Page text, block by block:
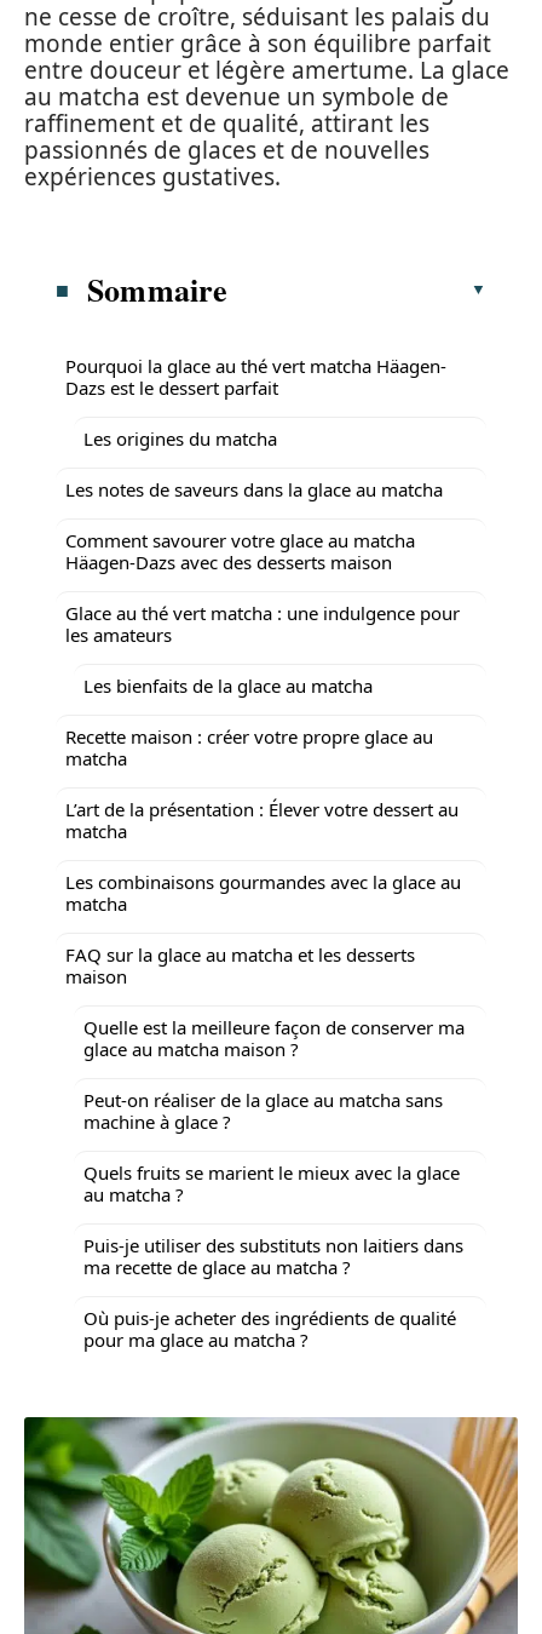
ne cesse de croître, séduisant les palais du
monde entier grâce à son équilibre parfait
entre douceur et légère amertume. La glace
au matcha est devenue un symbole de
raffinement et de qualité, attirant les
passionnés de glaces et de nouvelles
expériences gustatives.
Sommaire
Pourquoi la glace au thé vert matcha Häagen-
Dazs est le dessert parfait
Les origines du matcha
Les notes de saveurs dans la glace au matcha
Comment savourer votre glace au matcha
Häagen-Dazs avec des desserts maison
Glace au thé vert matcha : une indulgence pour
les amateurs
Les bienfaits de la glace au matcha
Recette maison : créer votre propre glace au
matcha
L’art de la présentation : Élever votre dessert au
matcha
Les combinaisons gourmandes avec la glace au
matcha
FAQ sur la glace au matcha et les desserts
maison
Quelle est la meilleure façon de conserver ma
glace au matcha maison ?
Peut-on réaliser de la glace au matcha sans
machine à glace ?
Quels fruits se marient le mieux avec la glace
au matcha ?
Puis-je utiliser des substituts non laitiers dans
ma recette de glace au matcha ?
Où puis-je acheter des ingrédients de qualité
pour ma glace au matcha ?